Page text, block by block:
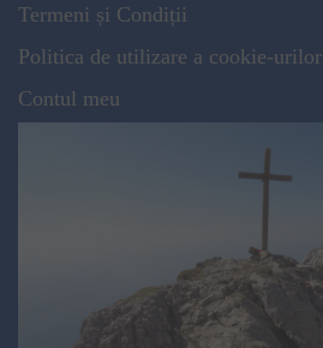
Termeni și Condiții
Politica de utilizare a cookie-urilor
Contul meu